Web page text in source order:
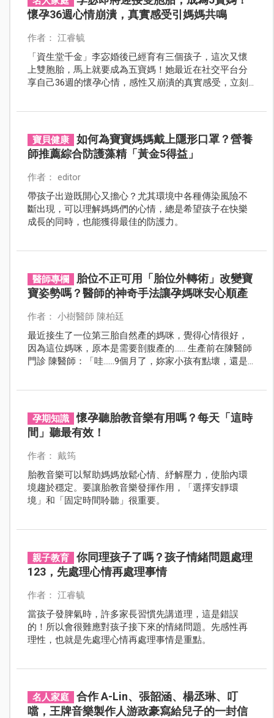
懷孕36週心情崩潰，真實感受引媽媽共鳴
作者： 江睿毓
「資生堂千金」李宓婚後已經育有三個孩子，這次又懷
上雙胞胎，馬上就要成為五寶媽！她最近在社交平台分
享自己36週的懷孕心情，感性又崩潰的真實感受，立刻
寶貝健康
如何為寶寶媽媽戴上隱形口罩？營養
師推薦綜合防護藻精「黃金5得益」
作者： editor
帶孩子出遊既開心又擔心？尤其環境中各種傳染風險不
斷出現，可以理解媽媽們的心情，總是希望孩子在快樂
成長的同時，也能獲得最佳的防護力。
醫師專欄
胎位不正可用「胎位外轉術」改變寶
寶姿勢嗎？醫師的神奇手法讓孕媽咪安心順產
作者： 小樹醫師 陳柏廷
最近接生了一位第三胎自然產的媽咪，覺得心情很好，
因為這位媽咪，原本是需要剖腹產的...... 生產前在陳醫師
門診 陳醫師：「哇......9個月了，妳家小孩有點壞，還是
孕期知識
懷孕聽胎教音樂有用嗎？每天「這時
間」聽最有效！
作者： 戴筠
胎教音樂可以幫助媽媽放鬆心情、紓解壓力，使胎內環
境趨於穩定。要讓胎教音樂發揮作用，「選擇安靜環
境」和「固定時間聆聽」很重要。
親子教育
你同理孩子了嗎？孩子情緒問題處理
123，先處理心情再處理事情
作者： 江睿毓
當孩子發脾氣時，許多家長習慣先講道理，這是錯誤
的！所以會很難應對孩子接下來的情緒問題。先感性再
理性，也就是先處理心情再處理事情是重點。
名人家庭
合作 A-Lin、張韶涵、楊丞琳、叮
噹，王牌音樂製作人游政豪寫給兒子的一封信